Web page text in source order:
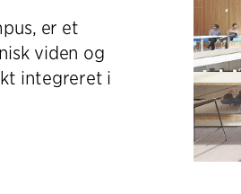
er et
viden og
integreret i